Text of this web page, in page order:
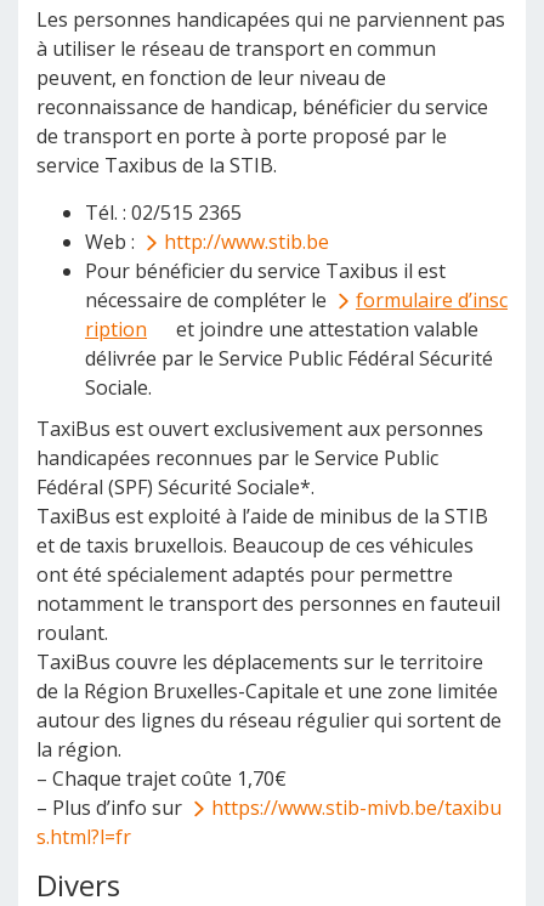
Les personnes handicapées qui ne parviennent pas
à utiliser le réseau de transport en commun
peuvent, en fonction de leur niveau de
reconnaissance de handicap, bénéficier du service
de transport en porte à porte proposé par le
service Taxibus de la STIB.
Tél. : 02/515 2365
Web :
http://www.stib.be
Pour bénéficier du service Taxibus il est
nécessaire de compléter le
formulaire d’insc
ription
et joindre une attestation valable
délivrée par le Service Public Fédéral Sécurité
Sociale.
TaxiBus est ouvert exclusivement aux personnes
handicapées reconnues par le Service Public
Fédéral (SPF) Sécurité Sociale*.
TaxiBus est exploité à l’aide de minibus de la STIB
et de taxis bruxellois. Beaucoup de ces véhicules
ont été spécialement adaptés pour permettre
notamment le transport des personnes en fauteuil
roulant.
TaxiBus couvre les déplacements sur le territoire
de la Région Bruxelles-Capitale et une zone limitée
autour des lignes du réseau régulier qui sortent de
la région.
– Chaque trajet coûte 1,70€
– Plus d’info sur
https://www.stib-mivb.be/taxibu
s.html?l=fr
Divers